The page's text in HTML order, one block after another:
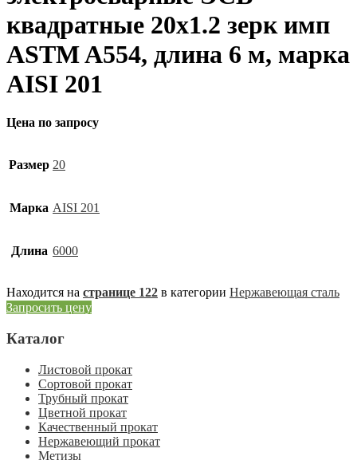
квадратные 20х1.2 зерк имп
ASTM A554, длина 6 м, марка
AISI 201
Цена по запросу
Размер 20
Марка AISI 201
Длина 6000
Находится на странице 122 в категории Нержавеющая сталь
Запросить цену
Каталог
Листовой прокат
Сортовой прокат
Трубный прокат
Цветной прокат
Качественный прокат
Нержавеющий прокат
Метизы